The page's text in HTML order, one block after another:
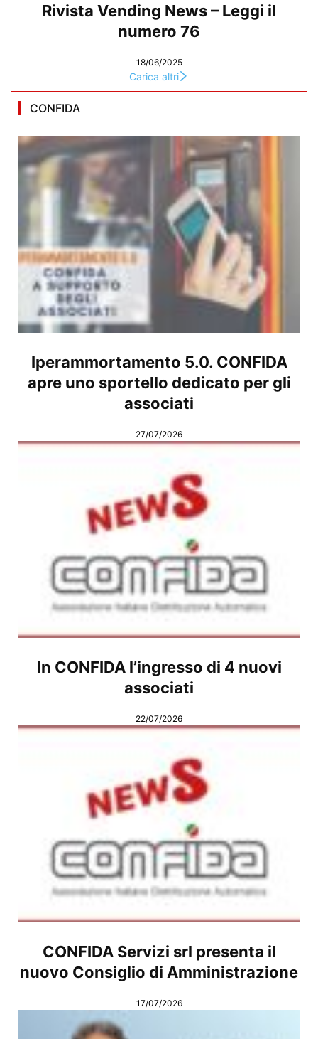
Rivista Vending News – Leggi il
numero 76
18/06/2025
Carica altri
CONFIDA
Iperammortamento 5.0. CONFIDA
apre uno sportello dedicato per gli
associati
27/07/2026
In CONFIDA l’ingresso di 4 nuovi
associati
22/07/2026
CONFIDA Servizi srl presenta il
nuovo Consiglio di Amministrazione
17/07/2026